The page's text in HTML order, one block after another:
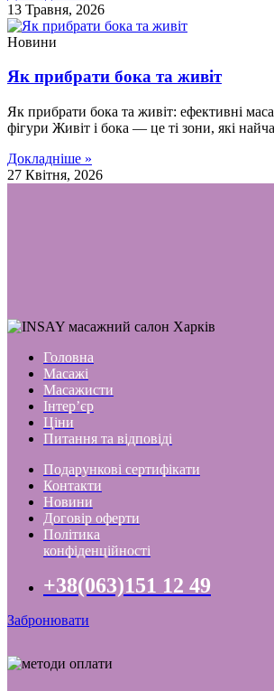
13 Травня, 2026
Новини
Як прибрати бока та живіт
Як прибрати бока та живіт: ефективні
фігури Живіт і бока — це ті зони, які
Докладніше »
27 Квітня, 2026
Головна
Масажі
Масажисти
Інтер’єр
Ціни
Питання та відповіді
Подарункові сертифікати
Контакти
Новини
Договір оферти
Політика
конфіденційності
+38(063)151 12 49
Забронювати